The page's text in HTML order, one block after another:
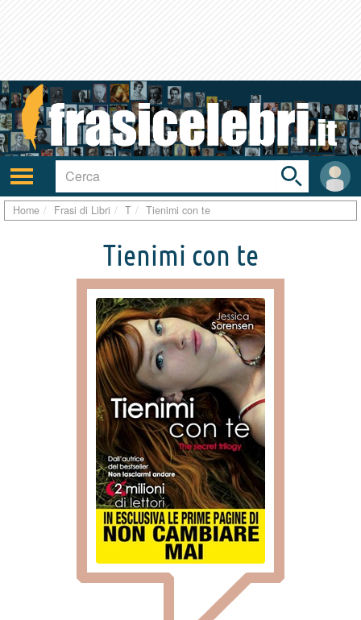
Attiva/disattiva
navigazione
User
area
Toggle
search
bar
Home Frasi di Libri T Tienimi con te
Tienimi con te